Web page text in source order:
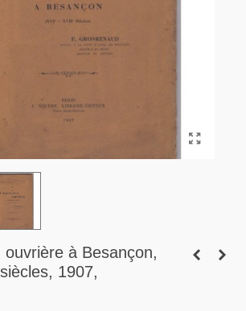
à Besançon,
1907,